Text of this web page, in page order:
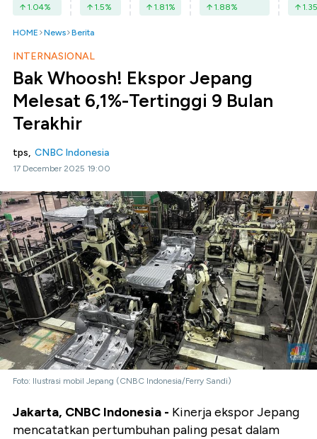
1.04% 1.5% 1.81% 1.88% 1.35
HOME News Berita
INTERNASIONAL
Bak Whoosh! Ekspor Jepang
Melesat 6,1%-Tertinggi 9 Bulan
Terakhir
tps, CNBC Indonesia
17 December 2025 19:00
Foto: Ilustrasi mobil Jepang (CNBC Indonesia/Ferry Sandi)
Jakarta, CNBC Indonesia - Kinerja ekspor Jepang
mencatatkan pertumbuhan paling pesat dalam